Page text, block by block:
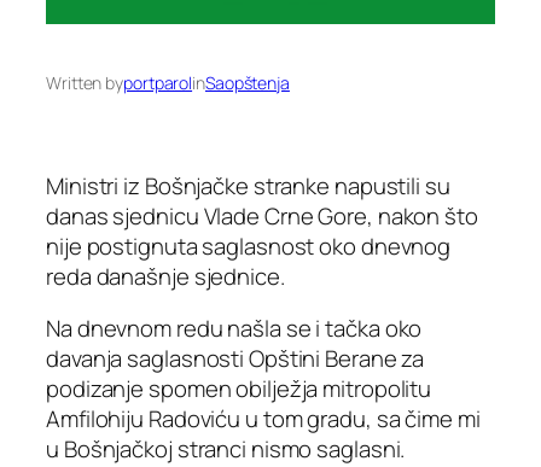
Written byportparolinSaopštenja
Ministri iz Bošnjačke stranke napustili su
danas sjednicu Vlade Crne Gore, nakon što
nije postignuta saglasnost oko dnevnog
reda današnje sjednice.
Na dnevnom redu našla se i tačka oko
davanja saglasnosti Opštini Berane za
podizanje spomen obilježja mitropolitu
Amfilohiju Radoviću u tom gradu, sa čime mi
u Bošnjačkoj stranci nismo saglasni.